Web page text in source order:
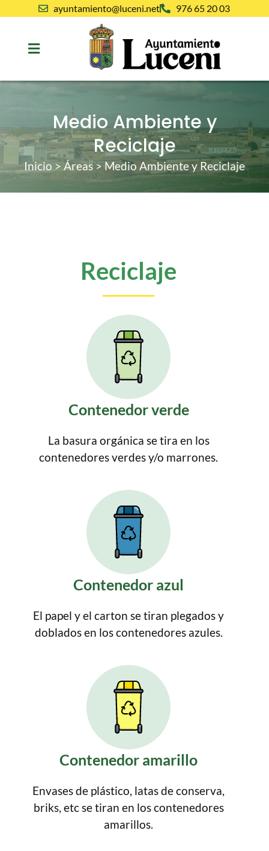
ayuntamiento@luceni.net 976 65 20 03
Medio Ambiente y
Reciclaje
Inicio>Áreas>Medio Ambiente y Reciclaje
Reciclaje
Contenedor verde
La basura orgánica se tira en los
contenedores verdes y/o marrones.
Contenedor azul
El papel y el carton se tiran plegados y
doblados en los contenedores azules.
Contenedor amarillo
Envases de plástico, latas de conserva,
briks, etc se tiran en los contenedores
amarillos.